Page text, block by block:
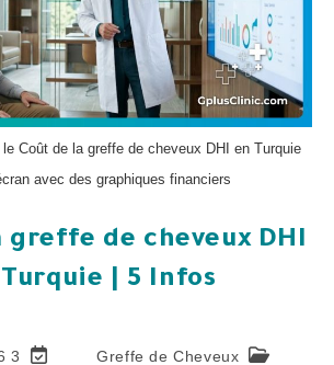
Coût de la greffe de cheveux DHI en Turquie
avec des graphiques financiers.
greffe de cheveux DHI
| 5 Infos
Greffe de Cheveux
3 juin 2026